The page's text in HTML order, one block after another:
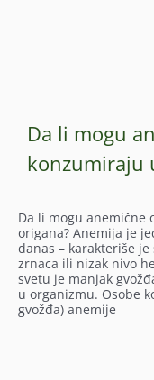
Da li mogu
konzumiraju
Da li mogu anemične
origana? Anemija je
danas – karakteriše
zrnaca ili nizak nivo
svetu je manjak
u organizmu. Osobe
gvožđa) anemije